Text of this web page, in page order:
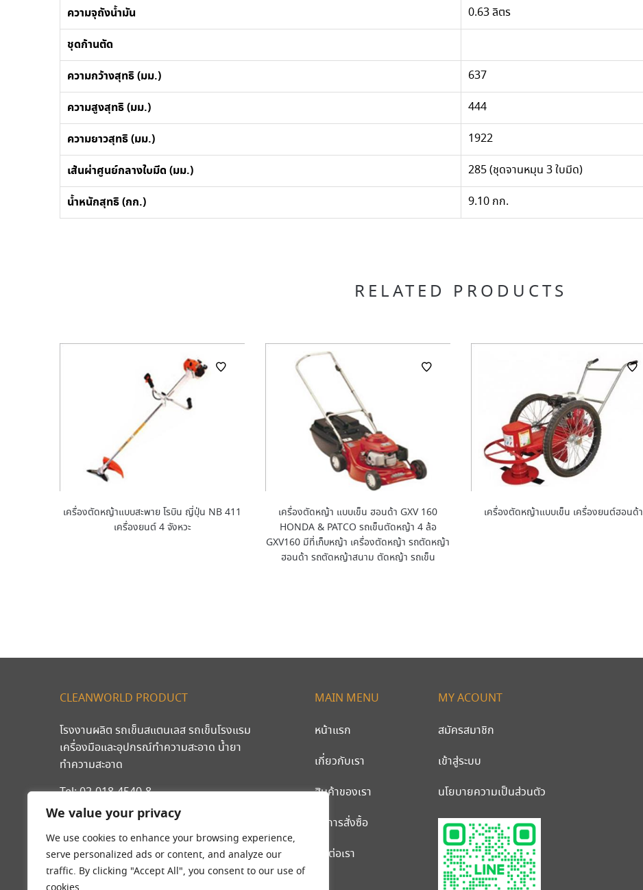
We value your privacy
We use cookies to enhance your browsing experience,
serve personalized ads or content, and analyze our
traffic. By clicking "Accept All", you consent to our use of
ความจุถังน้ำมัน 0.63 ลิตร
ชุดก้านตัด
ความกว้างสุทธิ (มม.)
637
ความสูงสุทธิ (มม.) 444
ความยาวสุทธิ (มม.) 1922
เส้นผ่าศูนย์กลางใบมีด (มม.) 285 (ชุดจานหมุน 3 ใบมีด)
น้ำหนักสุทธิ (กก.) 9.10 กก.
RELATED PRODUCTS
เครื่องตัดหญ้าแบบสะพาย โรบิน ญี่ปุ่น NB 411
เครื่องยนต์ 4 จังหวะ
เครื่องตัดหญ้า แบบเข็น ฮอนด้า GXV 160
HONDA & PATCO รถเข็นตัดหญ้า 4 ล้อ
GXV160 มีที่เก็บหญ้า เครื่องตัดหญ้า รถตัดหญ้า
ฮอนด้า รถตัดหญ้าสนาม ตัดหญ้า รถเข็น
เครื่องตัดหญ้าแบบเข็น เครื่องยนต์ฮอนด้า
CLEANWORLD PRODUCT
โรงงานผลิต รถเข็นสแตนเลส รถเข็นโรงแรม
เครื่องมือและอุปกรณ์ทำความสะอาด น้ำยา
ทำความสะอาด
Tel:02-018-4540-8
มือถือ089-203-2546,092-262-9240
MAIN MENU
หน้าแรก
เกี่ยวกับเรา
สินค้าของเรา
วิธีการสั่งซื้อ
ติดต่อเรา
MY ACOUNT
สมัครสมาชิก
เข้าสู่ระบบ
นโยบายความเป็นส่วนตัว